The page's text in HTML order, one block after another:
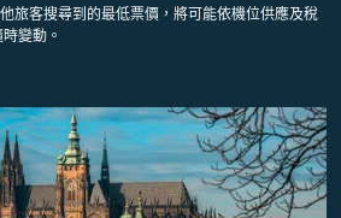
旅客搜尋到的最低票價，將可能依機位供應及稅
變動。